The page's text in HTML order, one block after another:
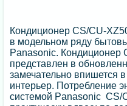
Кондиционер CS/CU-
в модельном ряду
Panasonic. Кондиционер
представлен в
замечательно впишется
интерьер. Потребление
системой Panasonic CS/